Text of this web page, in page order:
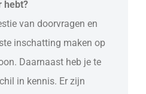
hebt?
van doorvragen en
inschatting maken op
Daarnaast heb je te
in kennis. Er zijn